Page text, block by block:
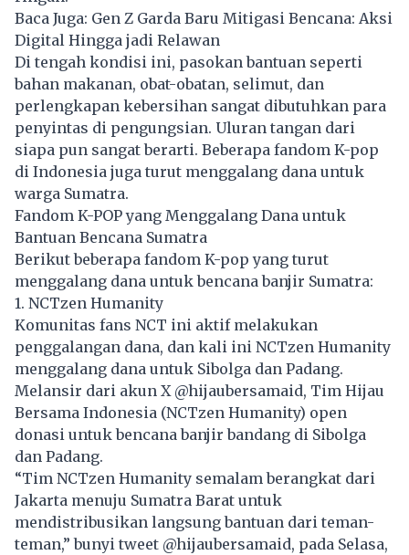
Baca Juga: Gen Z Garda Baru Mitigasi Bencana: Aksi
Digital Hingga jadi Relawan
Di tengah kondisi ini, pasokan bantuan seperti
bahan makanan, obat-obatan, selimut, dan
perlengkapan kebersihan sangat dibutuhkan para
penyintas di pengungsian. Uluran tangan dari
siapa pun sangat berarti. Beberapa fandom K-pop
di Indonesia juga turut menggalang dana untuk
warga Sumatra.
Fandom K-POP yang Menggalang Dana untuk
Bantuan Bencana Sumatra
Berikut beberapa fandom K-pop yang turut
menggalang dana untuk bencana banjir Sumatra:
1. NCTzen Humanity
Komunitas fans NCT ini aktif melakukan
penggalangan dana, dan kali ini NCTzen Humanity
menggalang dana untuk Sibolga dan Padang.
Melansir dari akun X @hijaubersamaid, Tim Hijau
Bersama Indonesia (NCTzen Humanity) open
donasi untuk bencana banjir bandang di Sibolga
dan Padang.
“Tim NCTzen Humanity semalam berangkat dari
Jakarta menuju Sumatra Barat untuk
mendistribusikan langsung bantuan dari teman-
teman,” bunyi tweet @hijaubersamaid, pada Selasa,